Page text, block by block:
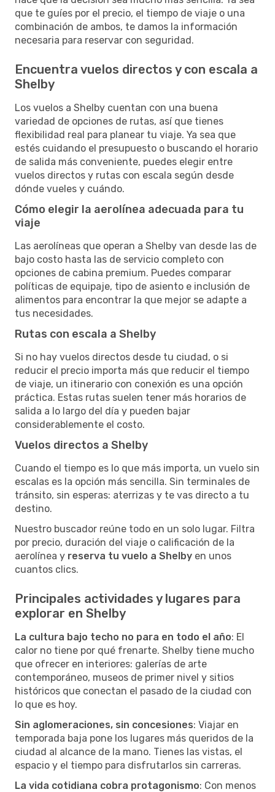
que te guíes por el precio, el tiempo de viaje o una
combinación de ambos, te damos la información
necesaria para reservar con seguridad.
Encuentra vuelos directos y con escala a
Shelby
Los vuelos a Shelby cuentan con una buena
variedad de opciones de rutas, así que tienes
flexibilidad real para planear tu viaje. Ya sea que
estés cuidando el presupuesto o buscando el horario
de salida más conveniente, puedes elegir entre
vuelos directos y rutas con escala según desde
dónde vueles y cuándo.
Cómo elegir la aerolínea adecuada para tu
viaje
Las aerolíneas que operan a Shelby van desde las de
bajo costo hasta las de servicio completo con
opciones de cabina premium. Puedes comparar
políticas de equipaje, tipo de asiento e inclusión de
alimentos para encontrar la que mejor se adapte a
tus necesidades.
Rutas con escala a Shelby
Si no hay vuelos directos desde tu ciudad, o si
reducir el precio importa más que reducir el tiempo
de viaje, un itinerario con conexión es una opción
práctica. Estas rutas suelen tener más horarios de
salida a lo largo del día y pueden bajar
considerablemente el costo.
Vuelos directos a Shelby
Cuando el tiempo es lo que más importa, un vuelo sin
escalas es la opción más sencilla. Sin terminales de
tránsito, sin esperas: aterrizas y te vas directo a tu
destino.
Nuestro buscador reúne todo en un solo lugar. Filtra
por precio, duración del viaje o calificación de la
aerolínea y reserva tu vuelo a Shelby en unos
cuantos clics.
Principales actividades y lugares para
explorar en Shelby
La cultura bajo techo no para en todo el año: El
calor no tiene por qué frenarte. Shelby tiene mucho
que ofrecer en interiores: galerías de arte
contemporáneo, museos de primer nivel y sitios
históricos que conectan el pasado de la ciudad con
lo que es hoy.
Sin aglomeraciones, sin concesiones: Viajar en
temporada baja pone los lugares más queridos de la
ciudad al alcance de la mano. Tienes las vistas, el
espacio y el tiempo para disfrutarlos sin carreras.
La vida cotidiana cobra protagonismo: Con menos